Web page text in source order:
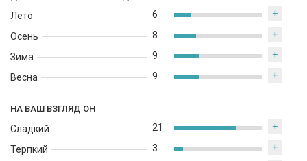
Лето
Осень
Зима
Весна
6 +
8 +
9 +
9 +
НА ВАШ ВЗГЛЯД ОН
Сладкий
Терпкий
21 +
3 +